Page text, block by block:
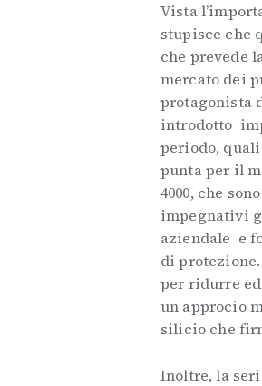
Vista
stupisce che
che prevede
mercato dei
protagonista
introdotto
periodo,
punta per il
4000, che
impegnativi
aziendale e
di
per ridurre
un approcio
silicio che
Inoltre, la